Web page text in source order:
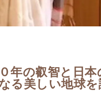
年の叡智と日
る美しい地球